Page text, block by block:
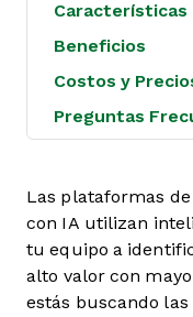
Características
Beneficios
Costos y
Preguntas
Las plataformas
con IA utilizan
tu equipo a
alto valor con
estás buscando